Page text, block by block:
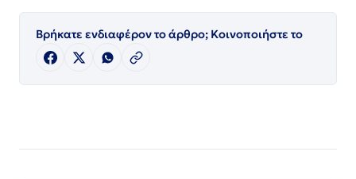
Βρήκατε ενδιαφέρον το άρθρο; Κοινοποιήστε το